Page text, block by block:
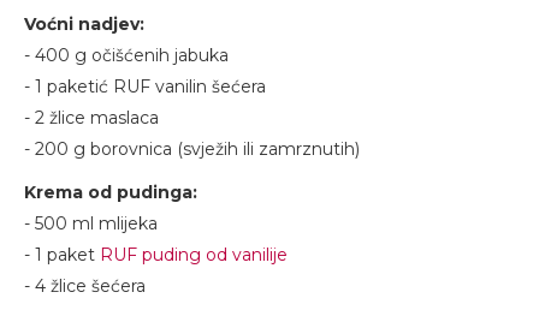
Voćni nadjev:
- 400 g očišćenih jabuka
- 1 paketić RUF vanilin šećera
- 2 žlice maslaca
- 200 g borovnica (svježih ili zamrznutih)
Krema od pudinga:
- 500 ml mlijeka
- 1 paket RUF puding od vanilije
- 4 žlice šećera